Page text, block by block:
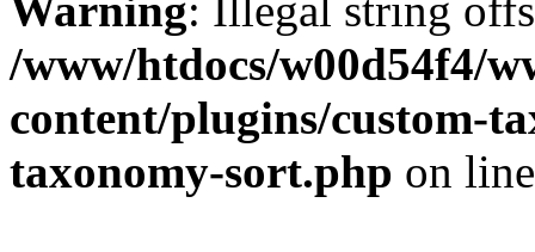
Warning: Illegal string
/www/htdocs/w00d54f4/
content/plugins/custom-
taxonomy-sort.php on